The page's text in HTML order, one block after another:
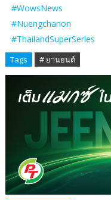
#WowsNews
#Nuengchanon
#ThailandSuperSeries
Tags # ยานยนต์